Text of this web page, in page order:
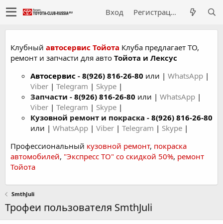
Вход Регистрация
Клубный автосервис Тойота Клуба предлагает ТО,
ремонт и запчасти для авто Тойота и Лексус
Автосервис - 8(926) 816-26-80 или | WhatsApp |
Viber | Telegram | Skype |
Запчасти - 8(926) 816-26-80 или | WhatsApp |
Viber | Telegram | Skype |
Кузовной ремонт и покраска - 8(926) 816-26-80
или | WhatsApp | Viber | Telegram | Skype |
Профессиональный кузовной ремонт, покраска
автомобилей, "Экспресс ТО" со скидкой 50%, ремонт
Тойота
SmthJuli
Трофеи пользователя SmthJuli